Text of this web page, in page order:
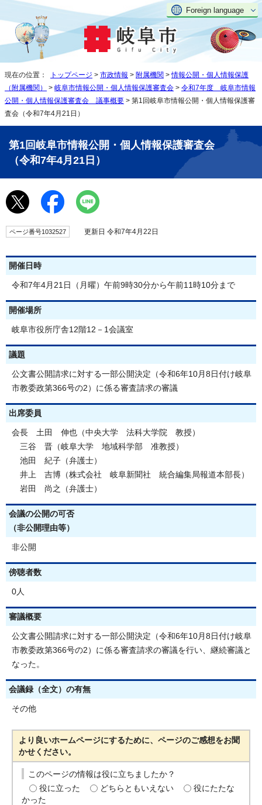
Foreign language
現在の位置： トップページ > 市政情報 > 附属機関 >情報公開・個人情報保護
（附属機関）
> 岐阜市情報公開・個人情報保護審査会 > 令和7年度 岐阜市情報
公開・個人情報保護審査会 議事概要 > 第1回岐阜市情報公開・個人情報保護審
査会（令和7年4月21日）
第1回岐阜市情報公開・個人情報保護審査会
（令和7年4月21日）
ページ番号1032527 更新日 令和7年4月22日
開催日時
令和7年4月21日（月曜）午前9時30分から午前11時10分まで
開催場所
岐阜市役所庁舎12階12－1会議室
議題
公文書公開請求に対する一部公開決定（令和6年10月8日付け岐阜
市教委政第366号の2）に係る審査請求の審議
出席委員
会長 土田 伸也（中央大学 法科大学院 教授）
三谷 晋（岐阜大学 地域科学部 准教授）
池田 紀子（弁護士）
井上 吉博（株式会社 岐阜新聞社 統合編集局報道本部長）
岩田 尚之（弁護士）
会議の公開の可否
（非公開理由等）
非公開
傍聴者数
0人
審議概要
公文書公開請求に対する一部公開決定（令和6年10月8日付け岐阜
市教委政第366号の2）に係る審査請求の審議を行い、継続審議と
なった。
会議録（全文）の有無
その他
より良いホームページにするために、ページのご感想をお聞
かせください。
このページの情報は役に立ちましたか？
役に立った
どちらともいえない
役にたたな
かった